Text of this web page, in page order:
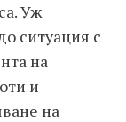
Уж
ситуация с
на
и
на